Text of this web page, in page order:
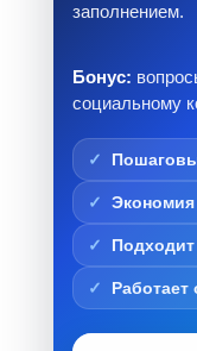
заполнением.
Бонус:
социальному
Подходит
Работает